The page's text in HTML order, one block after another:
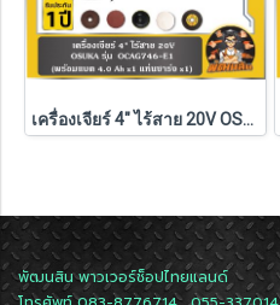
เครื่องเจียร์ 4" ไร้สาย 20V OSUKA รุ่น OCAG746 (รุ่นครบเซ็ตและเครื่องเปล่า) รับประกัน 6 เดือน
พัฒนสิน พาวเวอร์ช็อปไทยแลนด์